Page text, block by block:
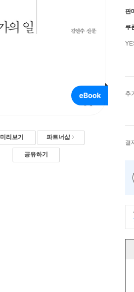
미리보기 파트너샵
공유하기
판
쿠
추
결